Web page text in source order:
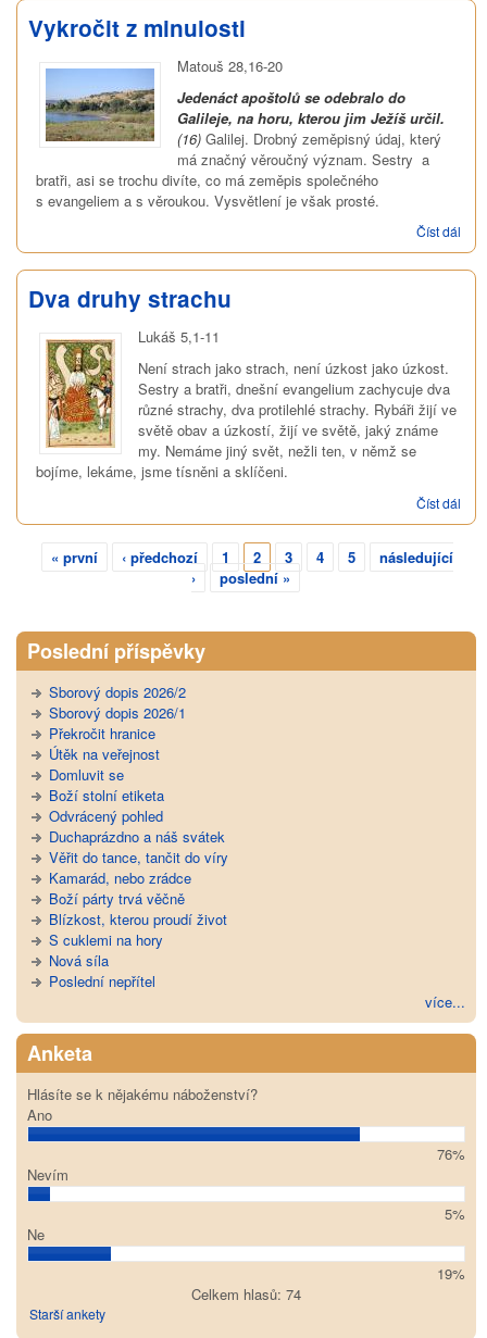
Vykročit z minulosti
Matouš 28,16-20
Jedenáct apoštolů se odebralo do
Galileje, na horu, kterou jim Ježíš určil.
(16) Galilej. Drobný zeměpisný údaj, který
má značný věroučný význam. Sestry a
bratři, asi se trochu divíte, co má zeměpis společného
s evangeliem a s věroukou. Vysvětlení je však prosté.
Číst dál
z
Dva druhy strachu
Lukáš 5,1-11
Není strach jako strach, není úzkost jako úzkost.
Sestry a bratři, dnešní evangelium zachycuje dva
různé strachy, dva protilehlé strachy. Rybáři žijí ve
světě obav a úzkostí, žijí ve světě, jaký známe
my. Nemáme jiný svět, nežli ten, v němž se
bojíme, lekáme, jsme tísněni a sklíčeni.
Číst dál
Stránky
« první ‹ předchozí 1 2 3 4 5
následující
›
poslední »
Poslední příspěvky
Sborový dopis 2026/2
Sborový dopis 2026/1
Překročit hranice
Útěk na veřejnost
Domluvit se
Boží stolní etiketa
Odvrácený pohled
Duchaprázdno a náš svátek
Věřit do tance, tančit do víry
Kamarád, nebo zrádce
Boží párty trvá věčně
Blízkost, kterou proudí život
S cuklemi na hory
Nová síla
Poslední nepřítel
více...
Anketa
Hlásíte se k nějakému náboženství?
Ano
76%
Nevím
5%
Ne
19%
Celkem hlasů: 74
Starší ankety